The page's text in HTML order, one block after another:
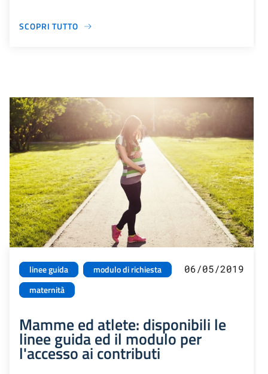
SCOPRI TUTTO
linee guida
modulo di richiesta
maternità
06/05/2019
Mamme ed atlete: disponibili le
linee guida ed il modulo per
l'accesso ai contributi